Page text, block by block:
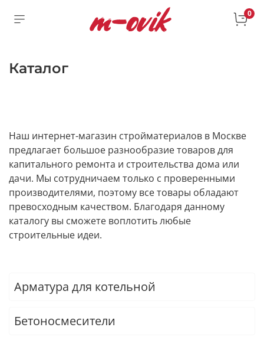
0
Каталог
Наш интернет-магазин стройматериалов в Москве
предлагает большое разнообразие товаров для
капитального ремонта и строительства дома или
дачи. Мы сотрудничаем только с проверенными
производителями, поэтому все товары обладают
превосходным качеством. Благодаря данному
каталогу вы сможете воплотить любые
строительные идеи.
Арматура для котельной
Бетоносмесители